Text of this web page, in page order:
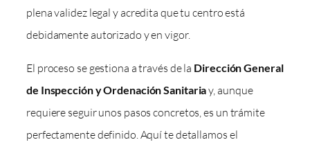
plena validez legal y acredita que tu centro está
debidamente autorizado y en vigor.
El proceso se gestiona a través de la Dirección General
de Inspección y Ordenación Sanitariay, aunque
requiere seguir unos pasos concretos, es un trámite
perfectamente definido. Aquí te detallamos el